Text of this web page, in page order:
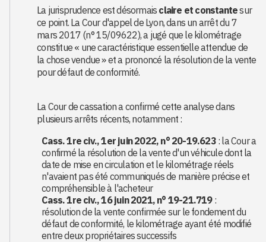
La jurisprudence est désormais claire et constantesur
ce point. La Cour d'appel de Lyon, dans un arrêt du 7
mars 2017 (n° 15/09622), a jugé que le kilométrage
constitue « une caractéristique essentielle attendue de
la chose vendue » et a prononcé la résolution de la vente
pour défaut de conformité.
La Cour de cassation a confirmé cette analyse dans
plusieurs arrêts récents, notamment :
Cass. 1re civ., 1er juin 2022, n° 20-19.623: la Cour a
confirmé la résolution de la vente d'un véhicule dont la
date de mise en circulation et le kilométrage réels
n'avaient pas été communiqués de manière précise et
compréhensible à l'acheteur
Cass. 1re civ., 16 juin 2021, n° 19-21.719:
résolution de la vente confirmée sur le fondement du
défaut de conformité, le kilométrage ayant été modifié
entre deux propriétaires successifs